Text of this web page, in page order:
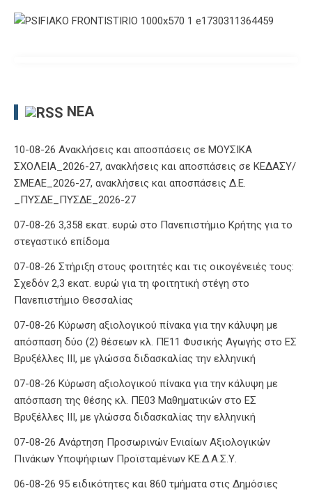
ΝΈΑ
10-08-26 Ανακλήσεις και αποσπάσεις σε ΜΟΥΣΙΚΑ
ΣΧΟΛΕΙΑ_2026-27, ανακλήσεις και αποσπάσεις σε ΚΕΔΑΣΥ/
ΣΜΕΑΕ_2026-27, ανακλήσεις και αποσπάσεις Δ.Ε.
_ΠΥΣΔΕ_ΠΥΣΔΕ_2026-27
07-08-26 3,358 εκατ. ευρώ στο Πανεπιστήμιο Κρήτης για το
στεγαστικό επίδομα
07-08-26 Στήριξη στους φοιτητές και τις οικογένειές τους:
Σχεδόν 2,3 εκατ. ευρώ για τη φοιτητική στέγη στο
Πανεπιστήμιο Θεσσαλίας
07-08-26 Κύρωση αξιολογικού πίνακα για την κάλυψη με
απόσπαση δύο (2) θέσεων κλ. ΠΕ11 Φυσικής Αγωγής στο ΕΣ
Βρυξέλλες ΙΙΙ, με γλώσσα διδασκαλίας την ελληνική
07-08-26 Κύρωση αξιολογικού πίνακα για την κάλυψη με
απόσπαση της θέσης κλ. ΠΕ03 Μαθηματικών στο ΕΣ
Βρυξέλλες ΙΙΙ, με γλώσσα διδασκαλίας την ελληνική
07-08-26 Ανάρτηση Προσωρινών Ενιαίων Αξιολογικών
Πινάκων Υποψήφιων Προϊσταμένων ΚΕ.Δ.Α.Σ.Υ.
06-08-26 95 ειδικότητες και 860 τμήματα στις Δημόσιες